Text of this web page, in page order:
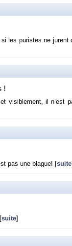
les pu­ristes ne jurent
!
vi­si­ble­ment, il n’est
pas une blague! [suite]
suite